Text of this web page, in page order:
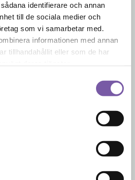
identifierare och annan
till de sociala medier och
som vi samarbetar med.
informationen med annan
tillhandahållit eller som de har
Söt doft av saftig melon,
blommig mjukhet och
varm...
189kr
Vitt Te och Ingefära
Doften av ingefära och